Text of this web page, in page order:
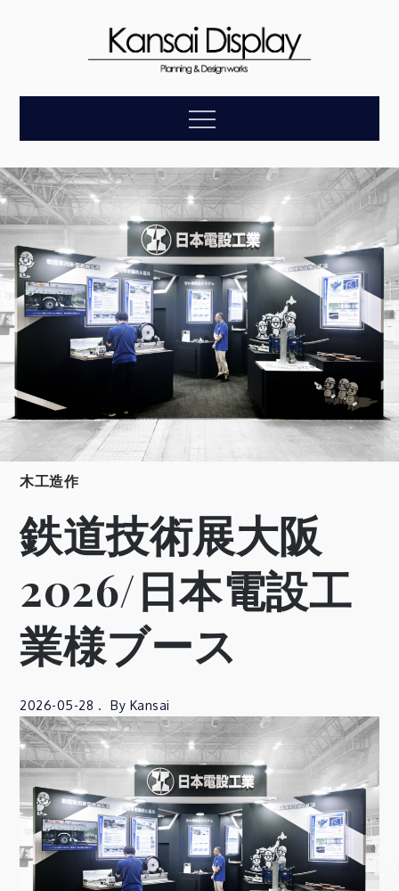
【関西ディスプレ
イ】展示会装飾の
総合プロモーショ
ン
企画・デザイン・設計・施工・アフターケアまで、お客
様の理想をトータルにサポートします。
Menu
木工造作
鉄道技術展大阪
2026/日本電設工
業様ブース
2026-05-28 By Kansai